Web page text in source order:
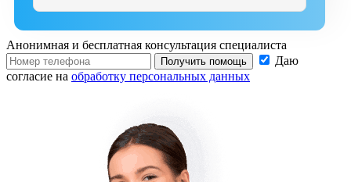
Анонимная и бесплатная консультация специалиста
Получить помощь
Даю
согласие на обработку персональных данных